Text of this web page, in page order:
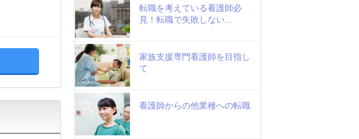
転職を考えている看護師必
見！転職で失敗しない...
家族支援専門看護師を目指し
て
看護師からの他業種への転職